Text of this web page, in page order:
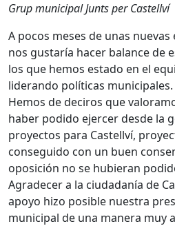
Grup municipal Junts per Castellví
A pocos meses de unas
nos gustaría hacer balance de
los que hemos estado en el
liderando políticas municipales.
Hemos de deciros que
haber podido ejercer desde la
proyectos para Castellví,
conseguido con un buen
oposición no se hubieran
Agradecer a la ciudadanía de
apoyo hizo posible nuestra
municipal de una manera muy